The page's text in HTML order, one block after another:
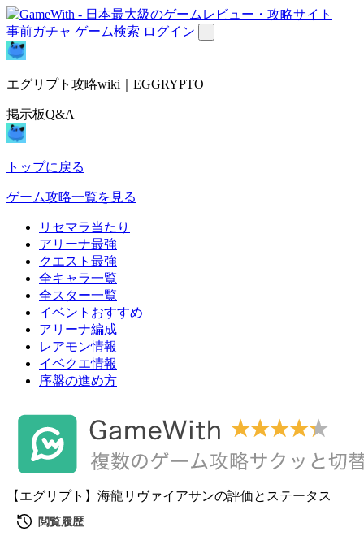
事前ガチャ ゲーム検索 ログイン
エグリプト攻略wiki｜EGGRYPTO
掲示板Q&A
トップに戻る
ゲーム攻略一覧を見る
リセマラ当たり
アリーナ最強
クエスト最強
全キャラ一覧
全スター一覧
イベントおすすめ
アリーナ編成
レアモン情報
イベクエ情報
序盤の進め方
【エグリプト】海龍リヴァイアサンの評価とステータス